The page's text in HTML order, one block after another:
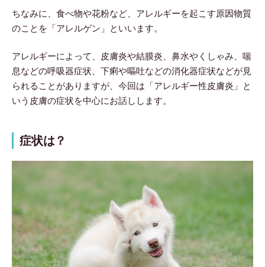
ちなみに、食べ物や花粉など、アレルギーを起こす原因物質
のことを「アレルゲン」といいます。
アレルギーによって、皮膚炎や結膜炎、鼻水やくしゃみ、喘
息などの呼吸器症状、下痢や嘔吐などの消化器症状などが見
られることがありますが、今回は「アレルギー性皮膚炎」と
いう皮膚の症状を中心にお話しします。
症状は？